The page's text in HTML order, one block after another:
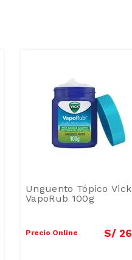
Unguento Tópico Vick
VapoRub 100g
Precio Online S/ 26